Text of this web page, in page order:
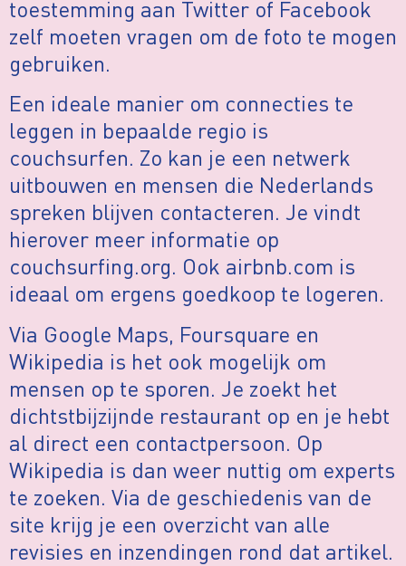
toestemming aan Twitter of Facebook
zelf moeten vragen om de foto te mogen
gebruiken.
Een ideale manier om connecties te
leggen in bepaalde regio is
couchsurfen. Zo kan je een netwerk
uitbouwen en mensen die Nederlands
spreken blijven contacteren. Je vindt
hierover meer informatie op
couchsurfing.org. Ook airbnb.com is
ideaal om ergens goedkoop te logeren.
Via Google Maps, Foursquare en
Wikipedia is het ook mogelijk om
mensen op te sporen. Je zoekt het
dichtstbijzijnde restaurant op en je hebt
al direct een contactpersoon. Op
Wikipedia is dan weer nuttig om experts
te zoeken. Via de geschiedenis van de
site krijg je een overzicht van alle
revisies en inzendingen rond dat artikel.